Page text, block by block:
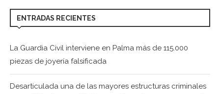
ENTRADAS RECIENTES
La Guardia Civil interviene en Palma más de 115.000
piezas de joyería falsificada
Desarticulada una de las mayores estructuras criminales